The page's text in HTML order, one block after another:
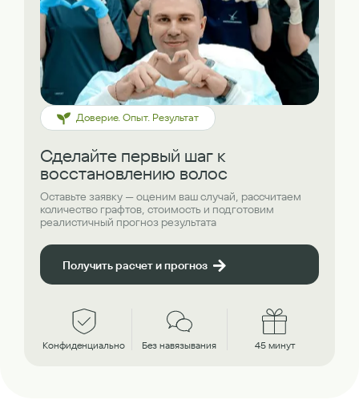
Доверие. Опыт. Результат
Сделайте первый шаг к
восстановлению волос
Оставьте заявку — оценим ваш случай, рассчитаем
количество графтов, стоимость и подготовим
реалистичный прогноз результата
Получить расчет и прогноз
Конфиденциально Без навязывания 45 минут